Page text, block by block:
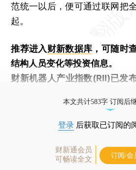
范统一以后，便可通过联网把
起。
推荐进入财新数据库 ，可随时
结构人员变化等投资信息。
财新机器人产业指数(RII)已发布
本文共计583字 订阅后
登录 后获取已订阅的
财新通会员
可畅读全文
订阅/会